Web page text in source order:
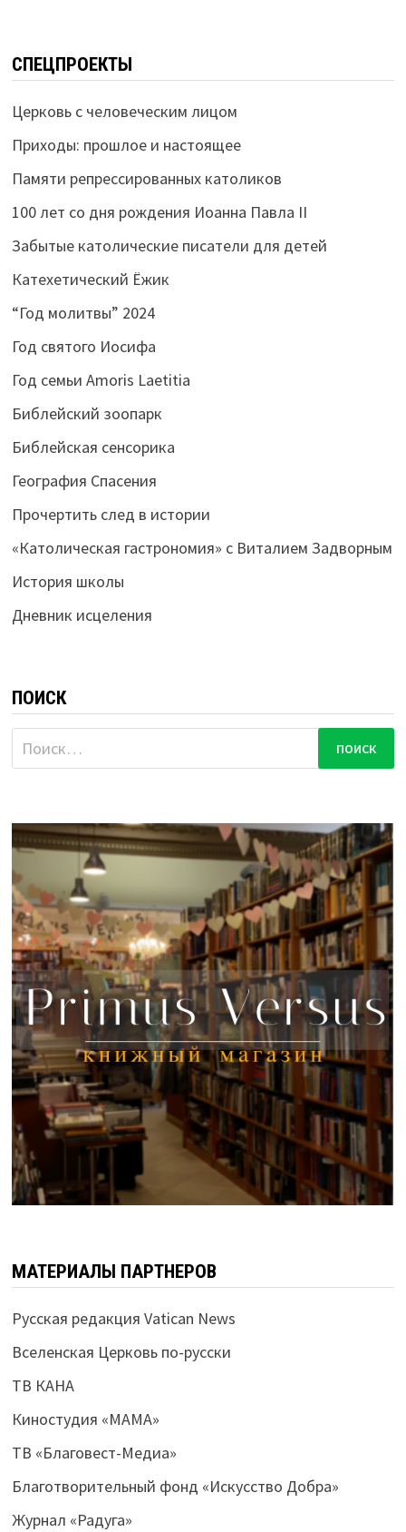
СПЕЦПРОЕКТЫ
Церковь с человеческим лицом
Приходы: прошлое и настоящее
Памяти репрессированных католиков
100 лет со дня рождения Иоанна Павла II
Забытые католические писатели для детей
Катехетический Ёжик
“Год молитвы” 2024
Год святого Иосифа
Год семьи Amoris Laetitia
Библейский зоопарк
Библейская сенсорика
География Спасения
Прочертить след в истории
«Католическая гастрономия» с Виталием Задворным
История школы
Дневник исцеления
ПОИСК
Найти:
МАТЕРИАЛЫ ПАРТНЕРОВ
Русская редакция Vatican News
Вселенская Церковь по-русски
ТВ КАНА
Киностудия «МАМА»
ТВ «Благовест-Медиа»
Благотворительный фонд «Искусство Добра»
Журнал «Радуга»